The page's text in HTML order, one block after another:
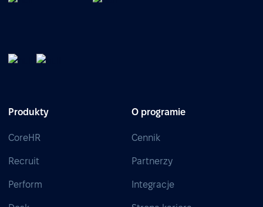
Produkty
CoreHR
Recruit
Perform
O programie
Cennik
Partnerzy
Integracje